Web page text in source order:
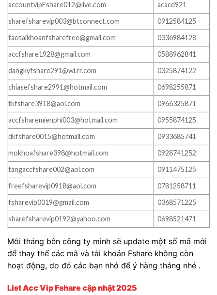
accountvipFshare012@live.com
acacd921
sharefsharevip003@btconnect.com
0912584125
taotaikhoanfsharefree@gmail.com
0336984128
accfshare1928@gmail.com
0588962841
dangkyfshare291@wi.rr.com
0325874122
chiasefshare2991@hotmail.com
0698255871
tkfshare3918@aol.com
0966325871
accfsharemienphi003@hotmail.com
0955874125
dkfshare0015@hotmail.com
0933685741
mokhoafshare398@hotmail.com
0928741252
tangaccfshare002@aol.com
0911475125
freefsharevip0918@aol.com
0781258711
fsharevip0019@gmail.com
0368571225
sharefsharevip0192@yahoo.com
0698521471
Mỗi tháng bên công ty mình sẽ update một số mã mới
để thay thế các mã và tài khoản Fshare không còn
hoạt động, do đó các bạn nhớ để ý hàng tháng nhé .
List Acc Vip Fshare cập nhật 2025